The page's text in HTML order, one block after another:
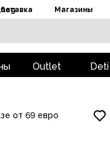
Магазины
Outlet Deti
от 69 евро